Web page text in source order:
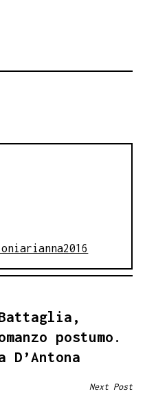
postumo.
Next Post